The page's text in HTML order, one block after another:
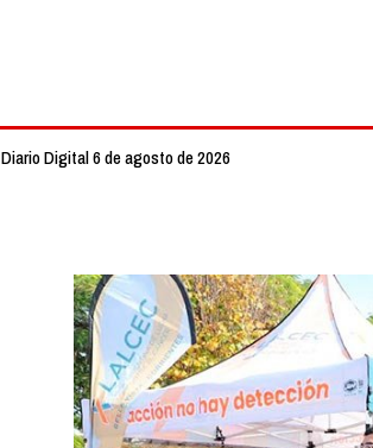
Diario Digital 6 de agosto de 2026